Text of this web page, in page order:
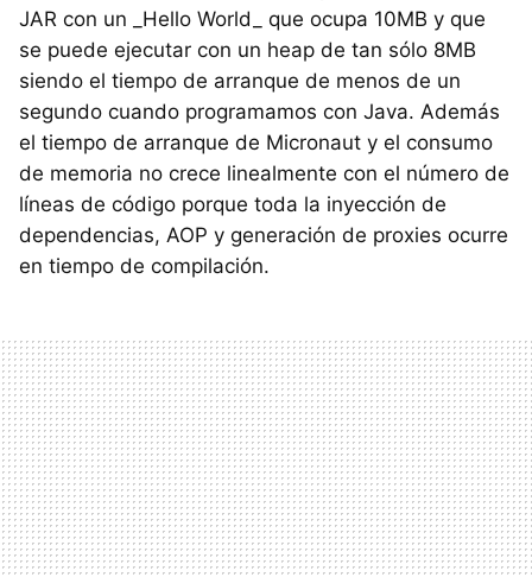
JAR con un _Hello World_ que ocupa 10MB y que
se puede ejecutar con un heap de tan sólo 8MB
siendo el tiempo de arranque de menos de un
segundo cuando programamos con Java. Además
el tiempo de arranque de Micronaut y el consumo
de memoria no crece linealmente con el número de
líneas de código porque toda la inyección de
dependencias, AOP y generación de proxies ocurre
en tiempo de compilación.